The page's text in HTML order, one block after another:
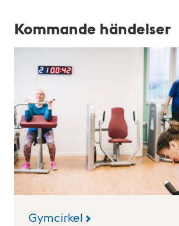
a
l
d
a
r
i
u
m
Kommande händelser
Gymcirkel